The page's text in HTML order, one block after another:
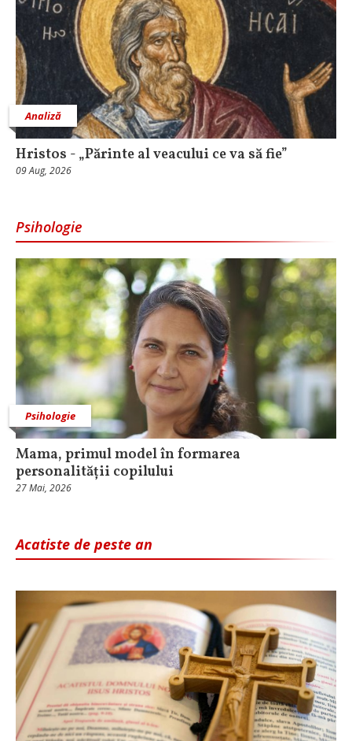
Analiză
Hristos - „Părinte al veacului ce va să fie”
09 Aug, 2026
Psihologie
Psihologie
Mama, primul model în formarea
personalității copilului
27 Mai, 2026
Acatiste de peste an